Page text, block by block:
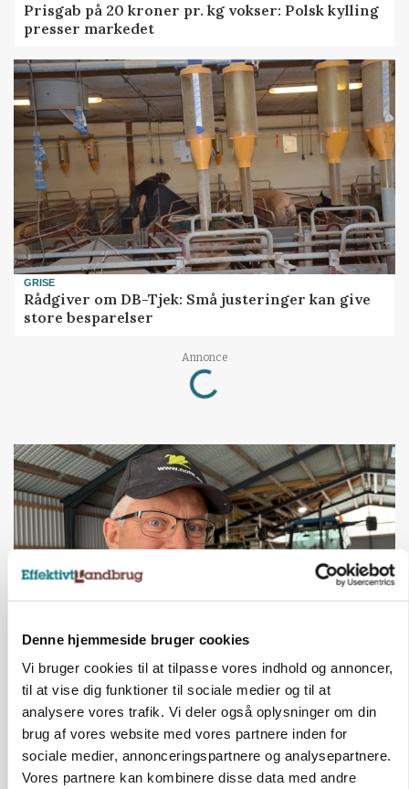
Denne hjemmeside bruger cookies
Vi bruger cookies til at tilpasse vores indhold og annoncer,
til at vise dig funktioner til sociale medier og til at
analysere vores trafik. Vi deler også oplysninger om din
brug af vores website med vores partnere inden for
sociale medier, annonceringspartnere og analysepartnere.
Vores partnere kan kombinere disse data med andre
Prisgab på 20 kroner pr. kg vokser: Polsk kylling
presser markedet
GRISE
Rådgiver om DB-Tjek: Små justeringer kan give
store besparelser
Annonce
Loading...
POLITIK
»Nu stopper I«: Landbrugsdebattør og
protestgruppe vil demonstrere mod ny
gødskningslov
Annonce